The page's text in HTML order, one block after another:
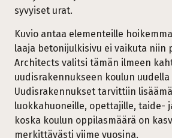
syvyiset urat.
Kuvio antaa elementeille
laaja betonijulkisivu ei vaikuta niin
Architects valitsi tämän ilmeen
uudisrakennukseen koulun
Uudisrakennukset tarvittiin
luokkahuoneille, opettajille, taide-
koska koulun oppilasmäärä on
merkittävästi viime vuosina.